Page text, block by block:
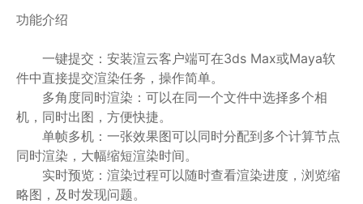
功能介绍
一键提交：安装渲云客户端可在3ds Max或Maya软
件中直接提交渲染任务，操作简单。
多角度同时渲染：可以在同一个文件中选择多个相
机，同时出图，方便快捷。
单帧多机：一张效果图可以同时分配到多个计算节点
同时渲染，大幅缩短渲染时间。
实时预览：渲染过程可以随时查看渲染进度，浏览缩
略图，及时发现问题。